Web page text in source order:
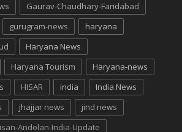
Gaurav-Chaudhary-Faridabad
gurugram-news
haryana
Haryana News
Haryana Tourism
Haryana-news
HISAR india
India News
jhajjar news
jind news
Andolan-India-Update